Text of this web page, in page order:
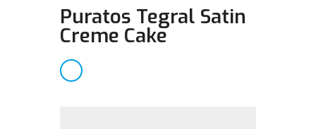
Puratos Tegral Satin
Creme Cake